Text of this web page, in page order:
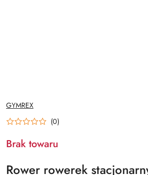
NAZWA
PRODUCENTA:
GYMREX
(0)
Brak towaru
Rower rowerek